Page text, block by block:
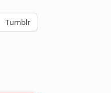
Tumblr